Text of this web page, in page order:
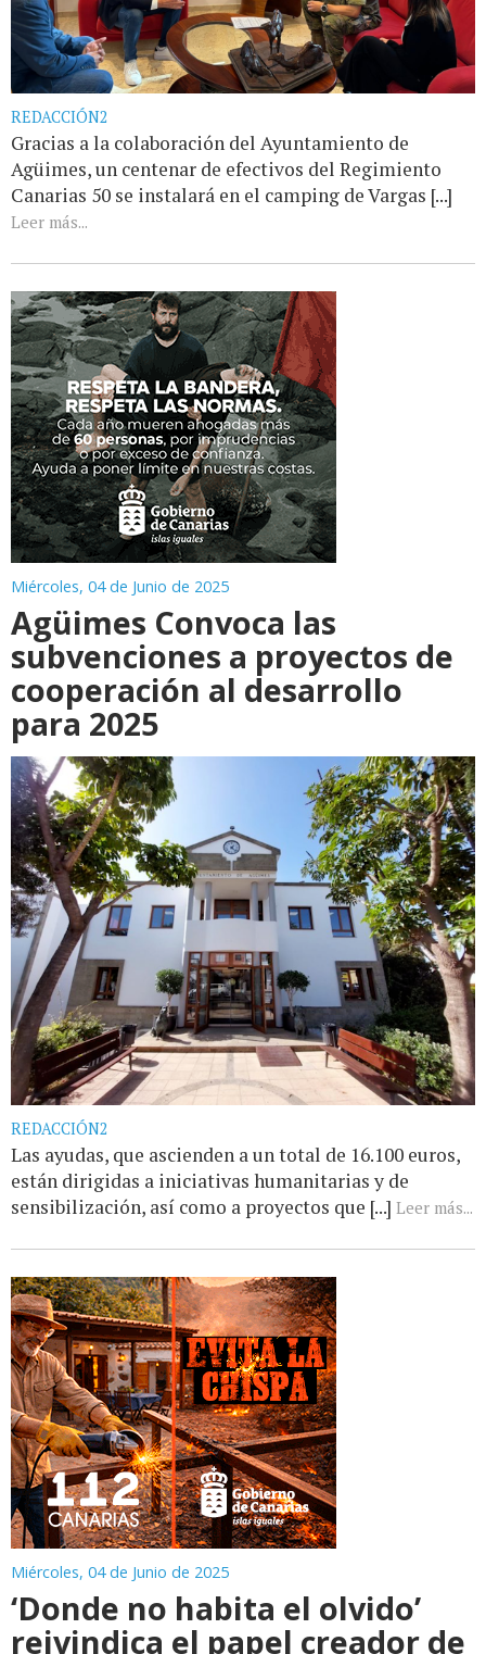
REDACCIÓN2
Gracias a la colaboración del Ayuntamiento de
Agüimes, un centenar de efectivos del Regimiento
Canarias 50 se instalará en el camping de Vargas [...]
Leer más...
Miércoles, 04 de Junio de 2025
Agüimes Convoca las
subvenciones a proyectos de
cooperación al desarrollo
para 2025
REDACCIÓN2
Las ayudas, que ascienden a un total de 16.100 euros,
están dirigidas a iniciativas humanitarias y de
sensibilización, así como a proyectos que [...] Leer más...
Miércoles, 04 de Junio de 2025
‘Donde no habita el olvido’
reivindica el papel creador de